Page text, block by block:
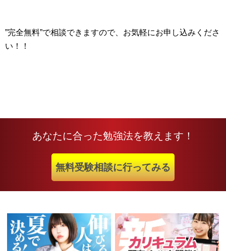
”完全無料”で相談できますので、お気軽にお申し込みくださ
い！！
あなたに合った勉強法を教えます！
無料受験相談に行ってみる